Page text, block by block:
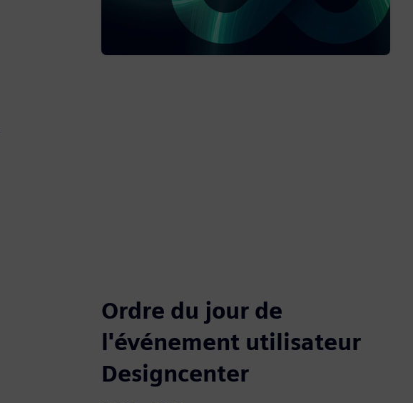
Ordre du jour de
l'événement utilisateur
Designcenter